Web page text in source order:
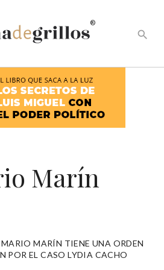
®
search
Marín
MARÍN TIENE UNA ORDEN
POR EL CASO LYDIA CACHO